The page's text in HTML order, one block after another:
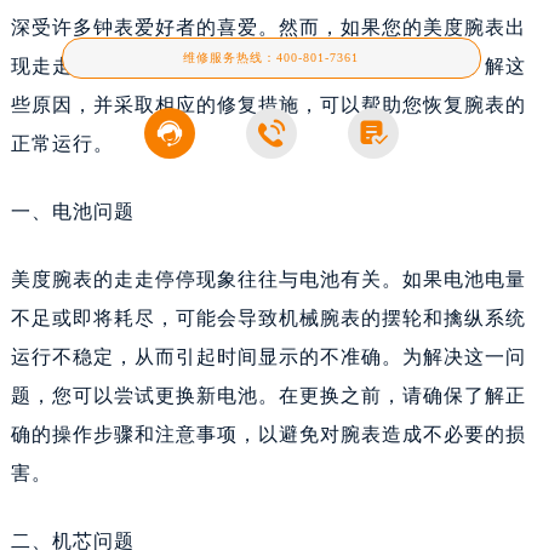
维修服务热线：400-801-7361
  
深受许多钟表爱好者的喜爱。然而，如果您的美度腕表出
现走走停停的现象，这可能是由多种原因导致的。了解这
些原因，并采取相应的修复措施，可以帮助您恢复腕表的
正常运行。
一、电池问题
美度腕表的走走停停现象往往与电池有关。如果电池电量
不足或即将耗尽，可能会导致机械腕表的摆轮和擒纵系统
运行不稳定，从而引起时间显示的不准确。为解决这一问
题，您可以尝试更换新电池。在更换之前，请确保了解正
确的操作步骤和注意事项，以避免对腕表造成不必要的损
害。
二、机芯问题